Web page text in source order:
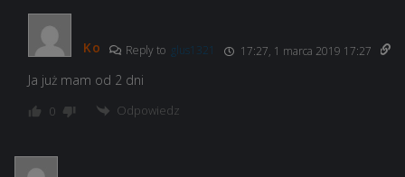
Ko Reply to glus1321 17:27, 1 marca 2019 17:27
Ja już mam od 2 dni
0 Odpowiedz